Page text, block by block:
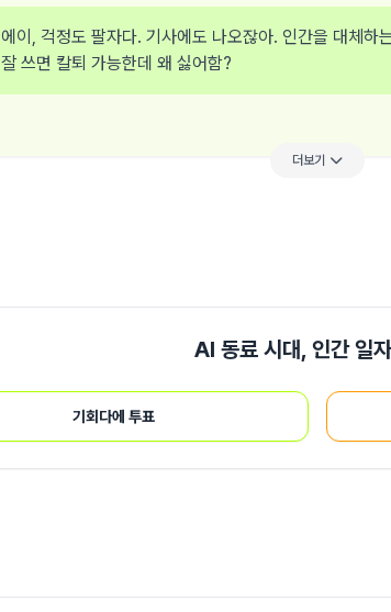
에이, 걱정도 팔자다. 기사에도 나오잖아. 인간을 대체하
잘 쓰면 칼퇴 가능한데 왜 싫어함?
더보기
AI 동료 시대, 인간 일
기회다에 투표